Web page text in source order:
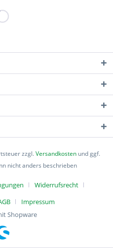
zzgl.Versandkosten und ggf.
nicht anders beschrieben
Widerrufsrecht
Impressum
Shopware